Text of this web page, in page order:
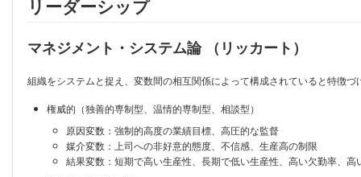
リーダーシップ
マネジメント・システム論 （リッカート）
組織をシステムと捉え、変数間の相互関係によって構成されていると特徴づ
権威的（独善的専制型、温情的専制型、相談型）
原因変数：強制的高度の業績目標、高圧的な監督
媒介変数：上司への非好意的態度、不信感、生産高の制限
結果変数：短期で高い生産性、長期で低い生産性、高い欠勤率、高